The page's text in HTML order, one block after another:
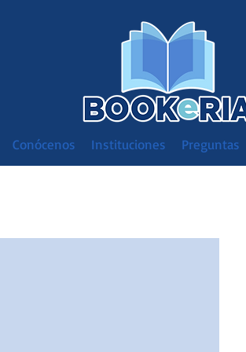
Conócenos Instituciones Preguntas